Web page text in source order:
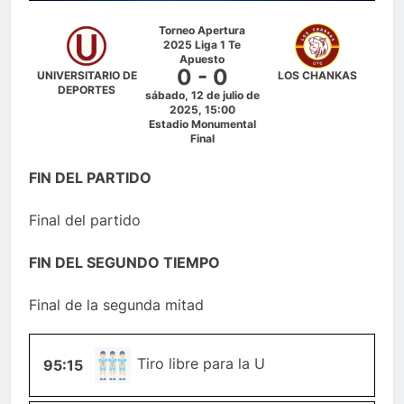
UNIVERSITARIO DE
DEPORTES
Torneo Apertura
2025 Liga 1 Te
Apuesto
0 - 0
sábado, 12 de julio de
2025, 15:00
Estadio Monumental
Final
LOS CHANKAS
FIN DEL PARTIDO
Final del partido
FIN DEL SEGUNDO TIEMPO
Final de la segunda mitad
95:15
TIRO-
LIBRE
Tiro libre para la U